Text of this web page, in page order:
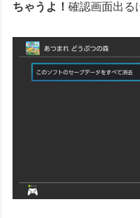
ちゃうよ！確認画面出る